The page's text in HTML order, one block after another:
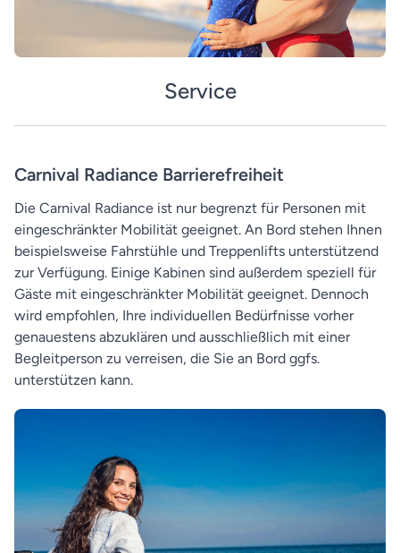
Service
Carnival Radiance Barrierefreiheit
Die Carnival Radiance ist nur begrenzt für Personen mit
eingeschränkter Mobilität geeignet. An Bord stehen Ihnen
beispielsweise Fahrstühle und Treppenlifts unterstützend
zur Verfügung. Einige Kabinen sind außerdem speziell für
Gäste mit eingeschränkter Mobilität geeignet. Dennoch
wird empfohlen, Ihre individuellen Bedürfnisse vorher
genauestens abzuklären und ausschließlich mit einer
Begleitperson zu verreisen, die Sie an Bord ggfs.
unterstützen kann.